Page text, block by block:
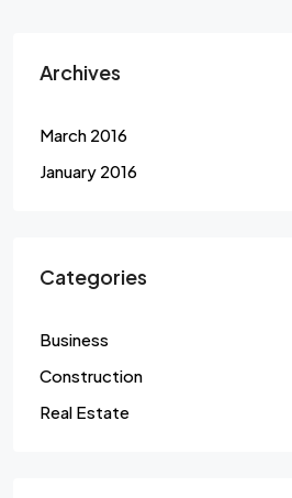
Archives
March 2016
January 2016
Categories
Business
Construction
Real Estate